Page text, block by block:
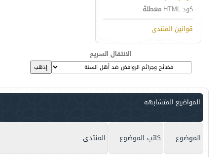
كود HTML
معطلة
قوانين المنتدى
الانتقال السريع
المواضيع المتشابهه
الموضوع كاتب الموضوع المنتدى